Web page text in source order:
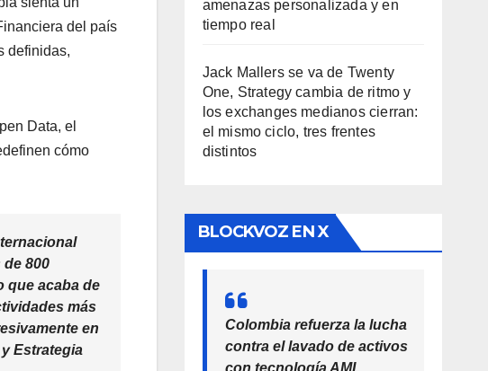
del país
definidas,
Data, el
cómo
800
que acaba de
más
en
Estrategia
amenazas personalizada y en
tiempo real
Jack Mallers se va de Twenty
One, Strategy cambia de ritmo y
los exchanges medianos cierran:
el mismo ciclo, tres frentes
distintos
BLOCKVOZ EN X
Colombia refuerza la lucha
contra el lavado de activos
con tecnología AML